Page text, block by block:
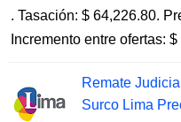
. Tasación: $ 64,226.80.
Incremento entre ofertas:
Remate
Surco Lima